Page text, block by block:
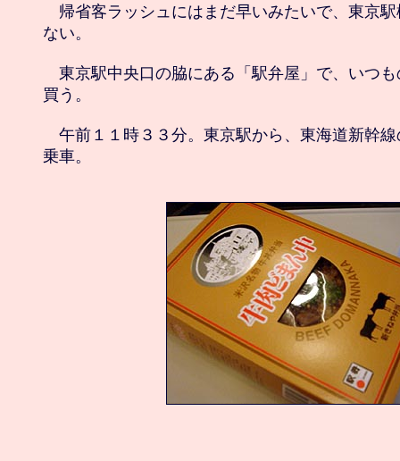
帰省客ラッシュにはまだ早いみたいで、東京
ない。
東京駅中央口の脇にある「駅弁屋」で、いつ
買う。
午前１１時３３分。東京駅から、東海道新幹